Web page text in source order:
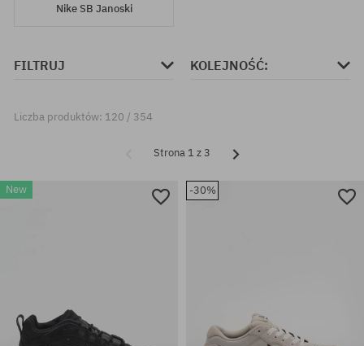
Nike SB Janoski
FILTRUJ KOLEJNOŚĆ:
Liczba produktów: 120 / 354
Strona 1 z 3
New -30%